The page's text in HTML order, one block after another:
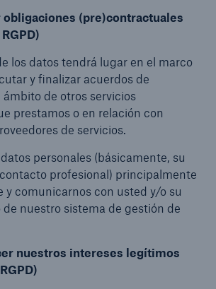
obligaciones (pre)contractuales
los datos tendrá lugar en el marco
y finalizar acuerdos de
ámbito de otros servicios
prestamos o en relación con
de servicios.
personales (básicamente, su
profesional) principalmente
y comunicarnos con usted y/o su
nuestro sistema de gestión de
nuestros intereses legítimos